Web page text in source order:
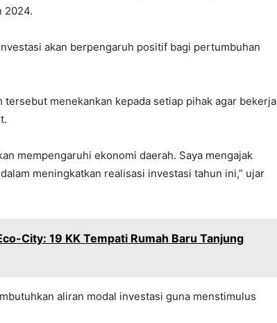
2024.
akan berpengaruh positif bagi pertumbuhan
menekankan kepada setiap pihak agar bekerja
mempengaruhi ekonomi daerah. Saya mengajak
meningkatkan realisasi investasi tahun ini,” ujar
City: 19 KK Tempati Rumah Baru Tanjung
aliran modal investasi guna menstimulus